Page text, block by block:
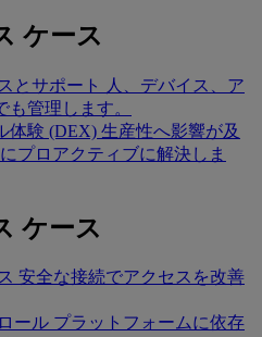
ケース
とサポート
人、デバイス、ア
管理します。
体験 (DEX) 生産性へ影響が及
プロアクティブに解決しま
ケース
安全な接続でアクセスを改善
ール プラットフォームに依存